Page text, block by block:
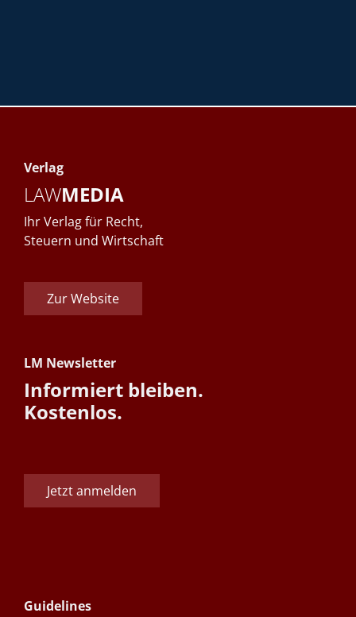
Verlag
LAWMEDIA
Ihr Verlag für Recht,
Steuern und Wirtschaft
Zur Website
LM Newsletter
Informiert bleiben.
Kostenlos.
Jetzt anmelden
Guidelines